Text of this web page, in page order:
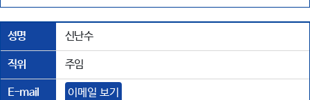
성명 신난수
직위 주임
E-mail 이메일 보기